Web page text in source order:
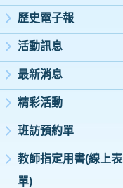
歷史電子報
活動訊息
最新消息
精彩活動
班訪預約單
教師指定用書(線上表
單)